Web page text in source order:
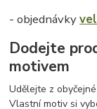
- objednávky
Dodejte
motivem
Udělejte z
Vlastní motiv si